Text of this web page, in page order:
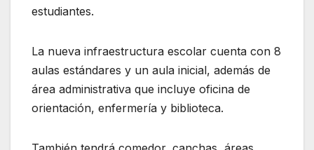
estudiantes.
La nueva infraestructura escolar cuenta con 8
aulas estándares y un aula inicial, además de
área administrativa que incluye oficina de
orientación, enfermería y biblioteca.